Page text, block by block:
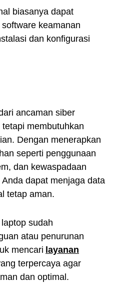
biasanya dapat
keamanan
dan konfigurasi
ancaman siber
membutuhkan
Dengan menerapkan
seperti penggunaan
dan kewaspadaan
dapat menjaga data
tetap aman.
sudah
atau penurunan
mencari layanan
terpercaya agar
dan optimal.